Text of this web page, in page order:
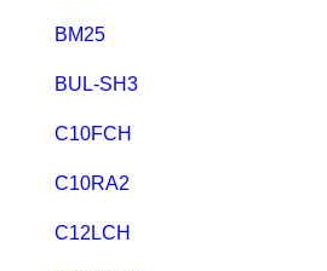
BM25
BUL-SH3
C10FCH
C10RA2
C12LCH